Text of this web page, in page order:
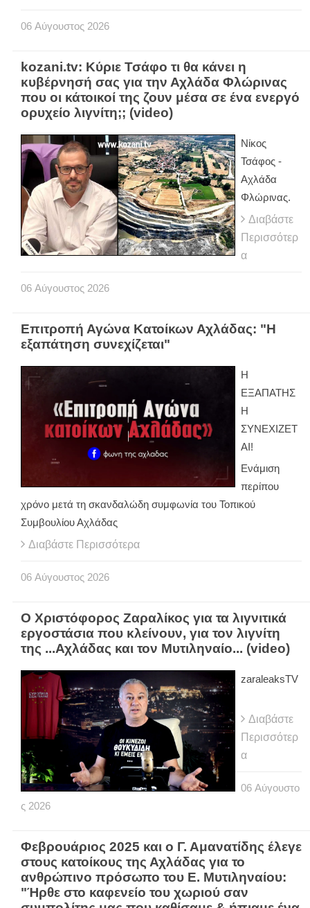
06 Αύγουστος 2026
kozani.tv: Κύριε Τσάφο τι θα κάνει η
κυβέρνησή σας για την Αχλάδα Φλώρινας
που οι κάτοικοί της ζουν μέσα σε ένα ενεργό
ορυχείο λιγνίτη;; (video)
Νίκος
Τσάφος -
Αχλάδα
Φλώρινας.
Διαβάστε
Περισσότερ
α
06 Αύγουστος 2026
Επιτροπή Αγώνα Κατοίκων Αχλάδας: "Η
εξαπάτηση συνεχίζεται"
Η
ΕΞΑΠΑΤΗΣ
Η
ΣΥΝΕΧΙΖΕΤ
ΑΙ!
Ενάμιση
περίπου
χρόνο μετά τη σκανδαλώδη συμφωνία του Τοπικού
Συμβουλίου Αχλάδας
Διαβάστε Περισσότερα
06 Αύγουστος 2026
Ο Χριστόφορος Ζαραλίκος για τα λιγνιτικά
εργοστάσια που κλείνουν, για τον λιγνίτη
της ...Αχλάδας και τον Μυτιληναίο... (video)
zaraleaksTV
Διαβάστε
Περισσότερ
α
06 Αύγουστο
ς 2026
Φεβρουάριος 2025 και ο Γ. Αμανατίδης έλεγε
στους κατοίκους της Αχλάδας για το
ανθρώπινο πρόσωπο του Ε. Μυτιληναίου:
"Ήρθε στο καφενείο του χωριού σαν